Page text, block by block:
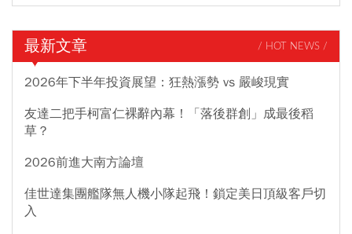
最新文章 / HOT NEWS /
2026年下半年投資展望：狂熱漲勢 vs 嚴峻現實
友達二把手柯富仁裸辭內幕！「落後群創」成最後稻
草？
2026前進大南方論壇
佳世達集團艦隊無人機小隊起飛！鎖定美日頂級客戶切
入